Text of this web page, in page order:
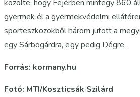
közölte, hogy Fejérben mintegy 860
gyermek él a gyermekvédelmi
sporteszközökből három jutott a
egy Sárbogárdra, egy pedig Dégre.
Forrás: kormany.hu
Fotó: MTI/Koszticsák Szilárd